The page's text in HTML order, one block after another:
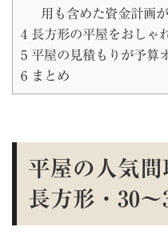
用も含めた資金計画
4 長方形の平屋をおしゃ
5 平屋の見積もりが予算
6 まとめ
平屋の人気
長方形・30〜